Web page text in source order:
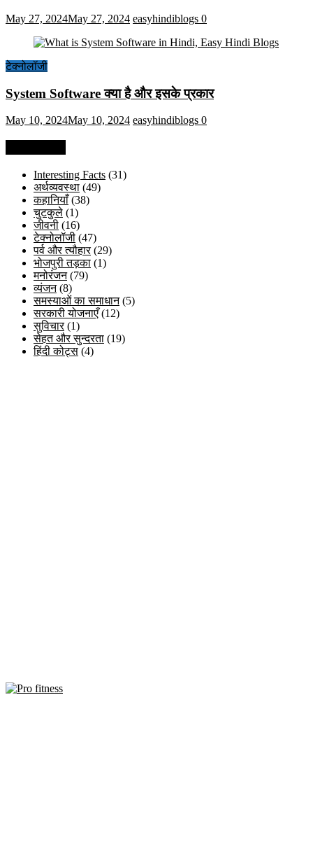
May 27, 2024May 27, 2024 easyhindiblogs 0
टेक्नोलॉजी
System Software क्या है और इसके प्रकार
May 10, 2024May 10, 2024 easyhindiblogs 0
Interesting Facts (31)
अर्थव्यवस्था (49)
कहानियाँ(38)
चुटकुले (1)
जीवनी (16)
टेक्नोलॉजी (47)
पर्व और त्यौहार(29)
भोजपुरी तड़का (1)
मनोरंजन(79)
व्यंजन(8)
समस्याओं का समाधान(5)
सरकारी योजनाएँ(12)
सुविचार(1)
सेहत और सुन्दरता (19)
हिंदी कोट्स (4)